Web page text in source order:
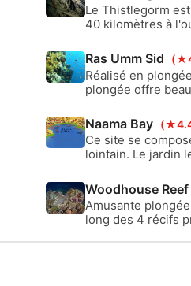
Le Thistlegorm
40 kilomètres à
Ras Umm Sid
Réalisé en
plongée offre
pour une plongée
rue. Suivez le
environ 32m.
Naama Bay
Ce site se
lointain. Le jardin
basses et hautes
Woodhouse Reef
Amusante
long des 4 récifs